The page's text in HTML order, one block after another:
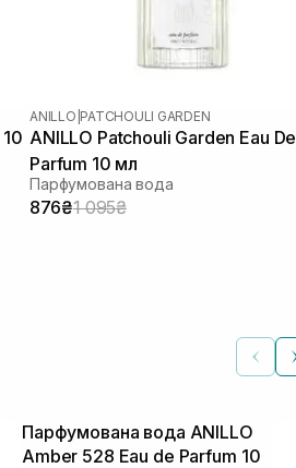
ANILLO PATCHOULI GARDEN
ANILLO Patchouli Garden Eau De
Parfum 10 мл
Парфумована вода
876₴1 095₴
Парфумована вода ANILLO
Amber 528 Eau de Parfum 10